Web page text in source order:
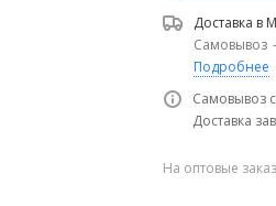
Доставка в
Самовывоз
Подробнее
Самовывоз
Доставка
На оптовые